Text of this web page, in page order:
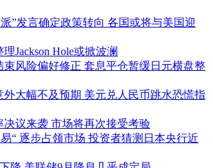
派”发言确定政策转向 各国或将与美国迎
Jackson Hole或掀波澜
束风险偏好修正 套息平仓暂缓日元横盘整
外大幅不及预期 美元兑人民币跳水恐慌指
决议来袭 市场将再次接受考验
易“ 逐步占领市场 投资者猜测日本央行近